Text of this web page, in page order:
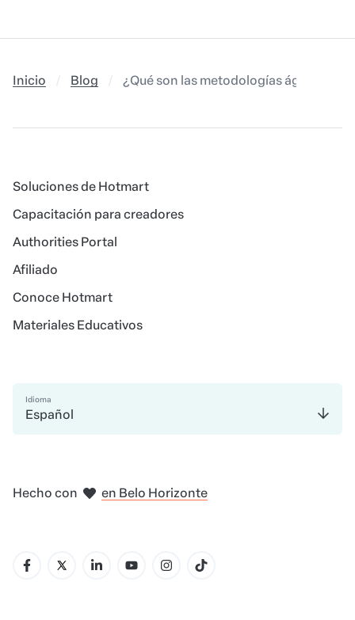
Inicio Blog ¿Qué son las metodologías ágiles y
Soluciones de Hotmart
Capacitación para creadores
Authorities Portal
Afiliado
Conoce Hotmart
Materiales Educativos
Idioma
Español
Hecho con en Belo Horizonte